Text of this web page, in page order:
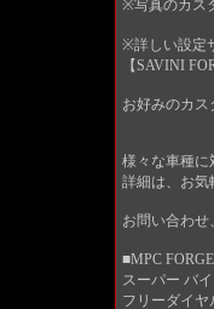
※写真のカス
※詳しい設定
【SAVINI
お好みのカス
様々な車種に
詳細は、お気
お問い合わせ
■MPC
スーパー バ
フリーダイヤ